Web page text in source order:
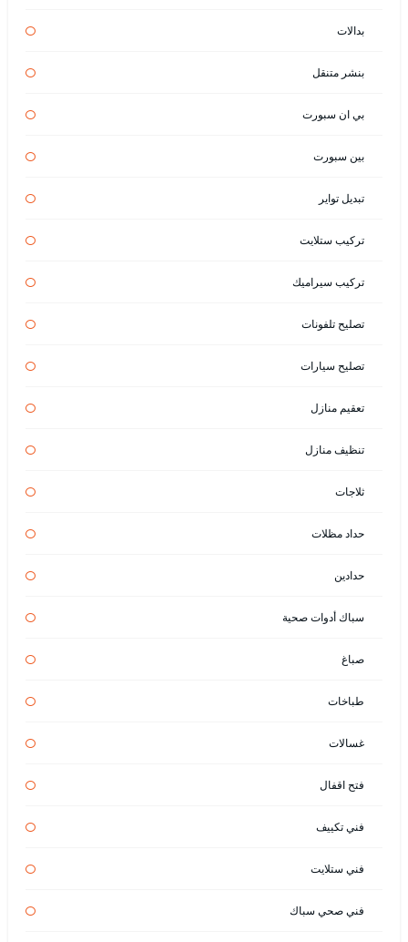
بدالات
بنشر متنقل
بي ان سبورت
بين سبورت
تبديل تواير
تركيب ستلايت
تركيب سيراميك
تصليح تلفونات
تصليح سيارات
تعقيم منازل
تنظيف منازل
ثلاجات
حداد مظلات
حدادين
سباك أدوات صحية
صباغ
طباخات
غسالات
فتح اقفال
فني تكييف
فني ستلايت
فني صحي سباك